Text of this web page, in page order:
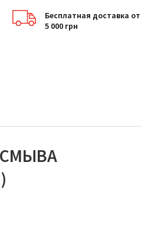
Бесплатная доставка от
5 000 грн